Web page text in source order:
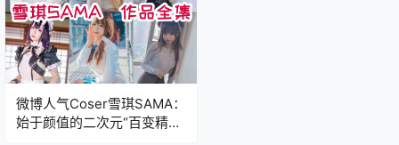
微博人气Coser雪琪SAMA：
始于颜值的二次元“百变精